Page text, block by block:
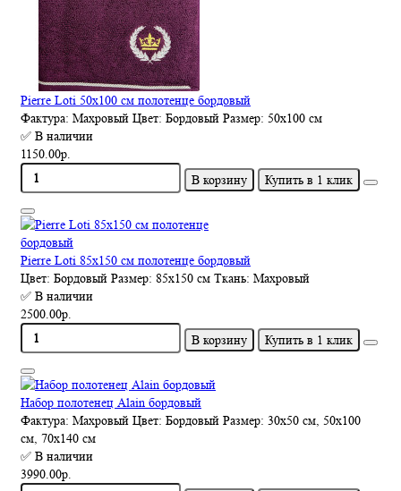
Pierre Loti 50х100 см полотенце бордовый
Фактура: Махровый Цвет: Бордовый Размер: 50х100 см
✅ В наличии
1150.00р.
В корзину
Купить в 1 клик
Pierre Loti 85х150 см полотенце бордовый
Цвет: Бордовый Размер: 85х150 см Ткань: Махровый
✅ В наличии
2500.00р.
В корзину
Купить в 1 клик
Набор полотенец Alain бордовый
Фактура: Махровый Цвет: Бордовый Размер: 30х50 см, 50х100
см, 70х140 см
✅ В наличии
3990.00р.